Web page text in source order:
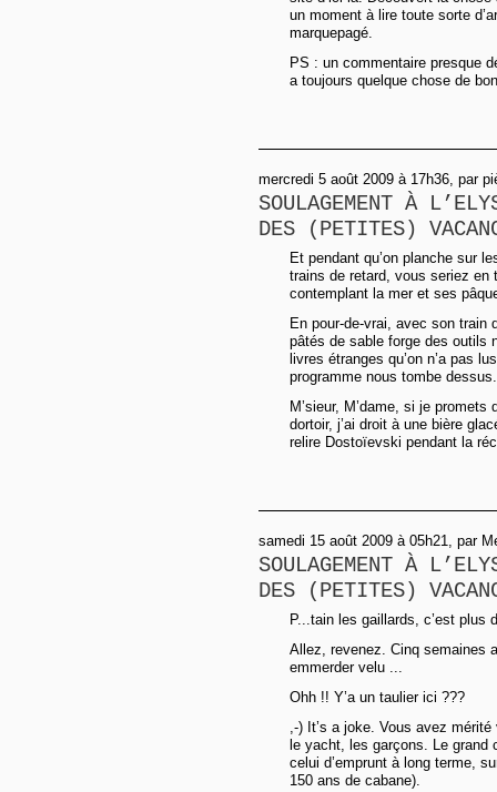
un moment à lire toute sorte
marquepagé.
PS : un commentaire presque
a toujours quelque chose de
mercredi 5 août 2009 à 17h36, par
SOULAGEMENT À
DES (PETITES)
Et pendant qu’on planche sur
trains de retard, vous seriez en
contemplant la mer et ses
En pour-de-vrai, avec son train
pâtés de sable forge des outils
livres étranges qu’on n’a pas
programme nous tombe
M’sieur, M’dame, si je
dortoir, j’ai droit à une bière
relire Dostoïevski pendant la
samedi 15 août 2009 à 05h21, par
SOULAGEMENT À
DES (PETITES)
P...tain les gaillards, c’est plus
Allez, revenez. Cinq semaines
emmerder velu ...
Ohh !! Y’a un taulier ici ???
,-) It’s a joke. Vous avez
le yacht, les garçons. Le grand
celui d’emprunt à long terme,
150 ans de cabane).